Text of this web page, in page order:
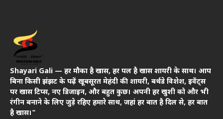
Shayari Gali — हर मौका है खास, हर पल है खास शायरी के साथ। आप
बिना किसी झंझट के पढ़ें खूबसूरत मेहंदी की शायरी, बर्थडे विशेश, इवेंट्स
पर खास टिप्स, नए डिजाइन, और बहुत कुछ। अपनी हर खुशी को और भी
रंगीन बनाने के लिए जुड़े रहिए हमारे साथ, जहां हर बात है दिल से, हर बात
है खास।"